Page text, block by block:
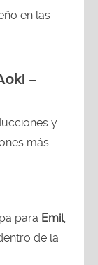
en las
–
y
más
para Emil,
de la